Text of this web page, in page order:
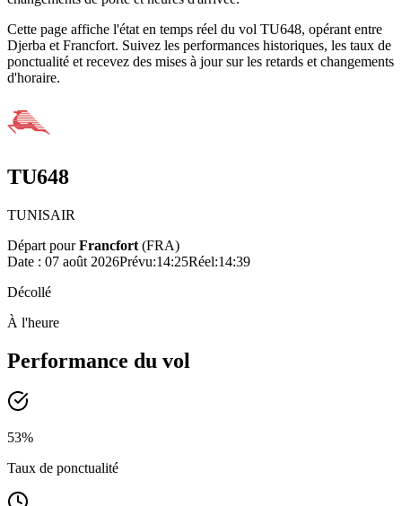
Cette page affiche l'état en temps réel du vol TU648, opérant entre
Djerba et Francfort. Suivez les performances historiques, les taux de
ponctualité et recevez des mises à jour sur les retards et changements
d'horaire.
TU648
TUNISAIR
Départ pour Francfort (FRA)
Date : 07 août 2026Prévu:14:25Réel:14:39
Décollé
À l'heure
Performance du vol
53%
Taux de ponctualité